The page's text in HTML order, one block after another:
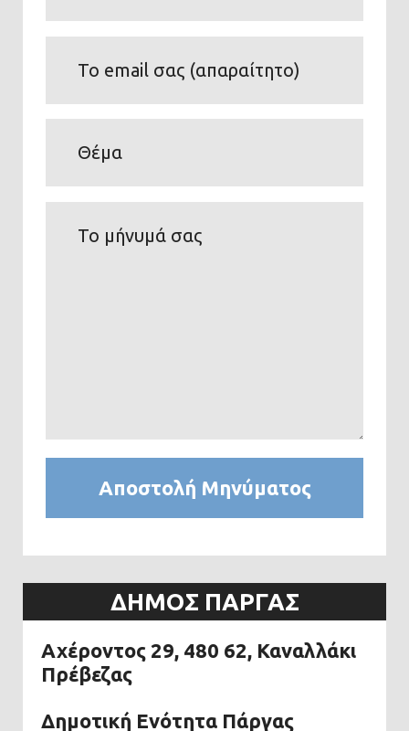
ΔΉΜΟΣ ΠΆΡΓΑΣ
Αχέροντος 29, 480 62, Καναλλάκι
Πρέβεζας
Δημοτική Ενότητα Πάργας